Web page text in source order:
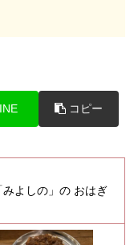
コピー
よしの」の おはぎ